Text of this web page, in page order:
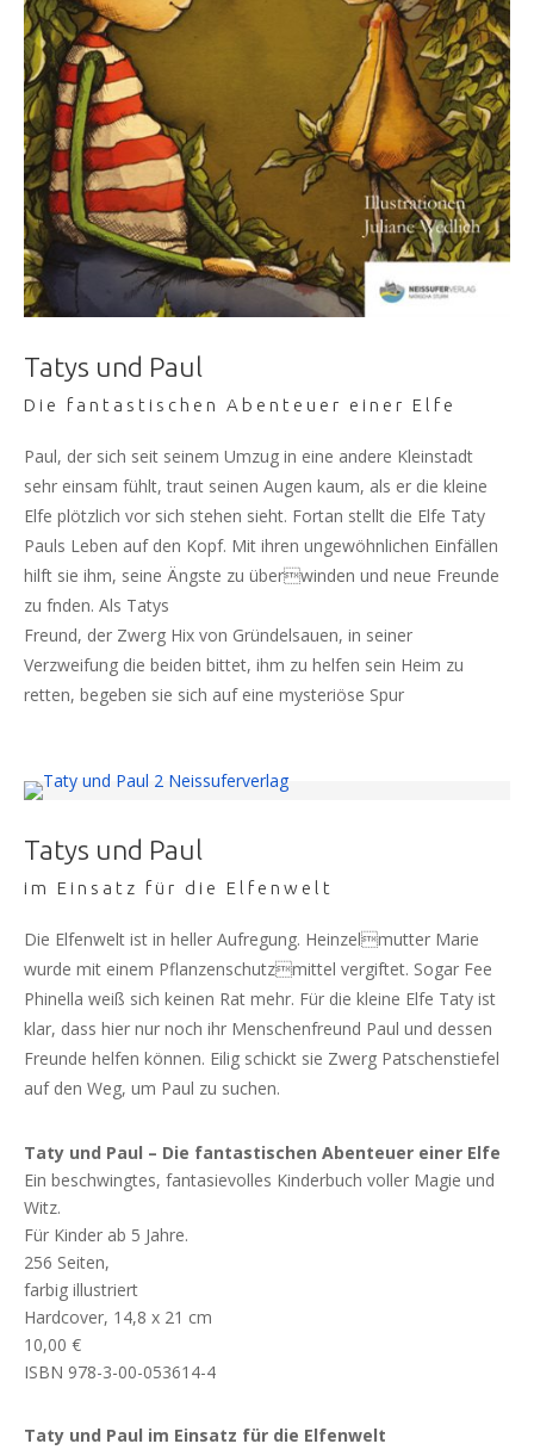
Tatys und Paul
Die fantastischen Abenteuer einer Elfe
Paul, der sich seit seinem Umzug in eine andere Kleinstadt
sehr einsam fühlt, traut seinen Augen kaum, als er die kleine
Elfe plötzlich vor sich stehen sieht. Fortan stellt die Elfe Taty
Pauls Leben auf den Kopf. Mit ihren ungewöhnlichen Einfällen
hilft sie ihm, seine Ängste zu überwinden und neue Freunde
zu fnden. Als Tatys
Freund, der Zwerg Hix von Gründelsauen, in seiner
Verzweifung die beiden bittet, ihm zu helfen sein Heim zu
retten, begeben sie sich auf eine mysteriöse Spur
Tatys und Paul
im Einsatz für die Elfenwelt
Die Elfenwelt ist in heller Aufregung. Heinzelmutter Marie
wurde mit einem Pflanzenschutzmittel vergiftet. Sogar Fee
Phinella weiß sich keinen Rat mehr. Für die kleine Elfe Taty ist
klar, dass hier nur noch ihr Menschenfreund Paul und dessen
Freunde helfen können. Eilig schickt sie Zwerg Patschenstiefel
auf den Weg, um Paul zu suchen.
Taty und Paul – Die fantastischen Abenteuer einer Elfe
Ein beschwingtes, fantasievolles Kinderbuch voller Magie und
Witz.
Für Kinder ab 5 Jahre.
256 Seiten,
farbig illustriert
Hardcover, 14,8 x 21 cm
10,00 €
ISBN 978-3-00-053614-4
Taty und Paul im Einsatz für die Elfenwelt